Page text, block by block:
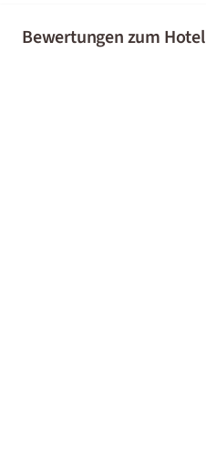
Bewertungen zum Hotel